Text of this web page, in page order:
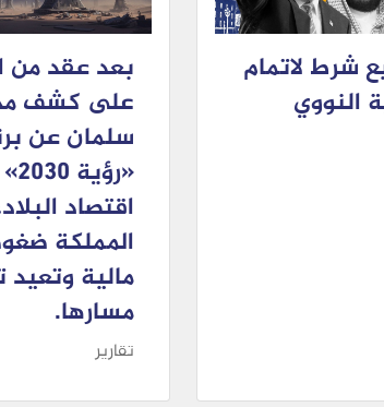
شرط لاتمام
النووي
بعد عقد من
على كشف
سلمان عن
اقتصاد
المملكة
مالية وتعيد
مسارها.
تقارير